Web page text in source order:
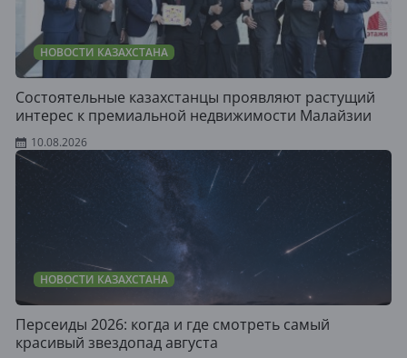
НОВОСТИ КАЗАХСТАНА
Состоятельные казахстанцы проявляют растущий
интерес к премиальной недвижимости Малайзии
10.08.2026
НОВОСТИ КАЗАХСТАНА
Персеиды 2026: когда и где смотреть самый
красивый звездопад августа